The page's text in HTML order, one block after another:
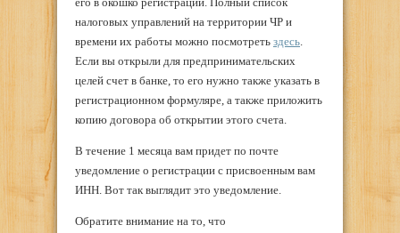
налоговых управлений на территории ЧР и
времени их работы можно посмотреть здесь.
Если вы открыли для предпринимательских
целей счет в банке, то его нужно также указать в
регистрационном формуляре, а также приложить
копию договора об открытии этого счета.
В течение 1 месяца вам придет по почте
уведомление о регистрации с присвоенным вам
ИНН. Вот так выглядит это уведомление.
Обратите внимание на то, что